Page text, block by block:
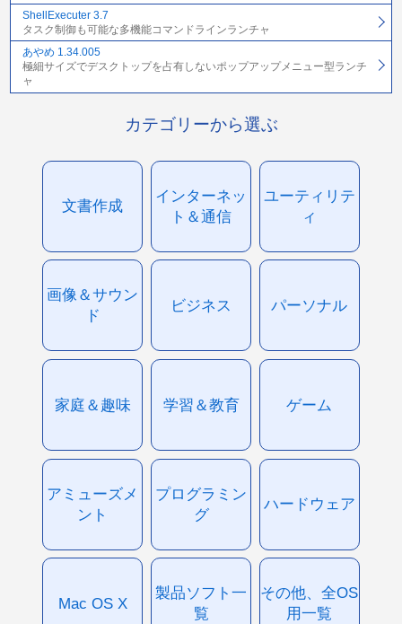
ShellExecuter 3.7
タスク制御も可能な多機能コマンドラインランチャ
あやめ 1.34.005
極細サイズでデスクトップを占有しないポップアップメニュー型ランチ
ャ
カテゴリーから選ぶ
文書作成
インターネッ
ト＆通信
ユーティリテ
ィ
画像＆サウン
ド
ビジネス パーソナル
家庭＆趣味 学習＆教育 ゲーム
アミューズメ
ント
プログラミン
グ
ハードウェア
Mac OS X
製品ソフト一
覧
その他、全OS
用一覧